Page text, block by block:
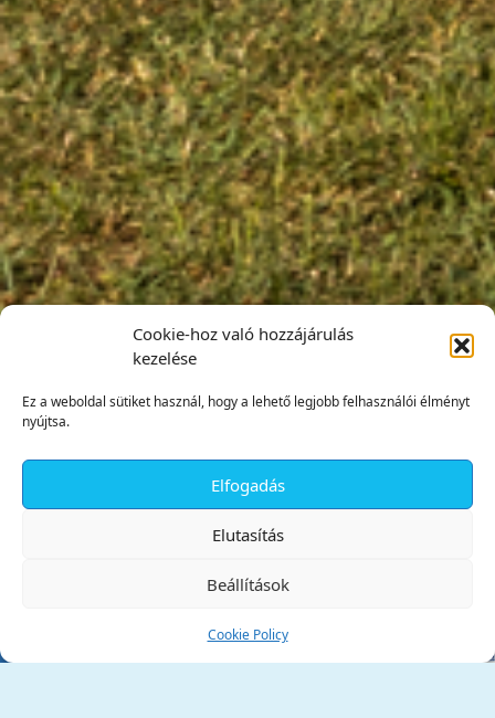
Cookie-hoz való hozzájárulás
kezelése
Ez a weboldal sütiket használ, hogy a lehető legjobb felhasználói élményt
nyújtsa.
Elfogadás
Elutasítás
Beállítások
Cookie Policy
Tata Város Önkormányzata
✕